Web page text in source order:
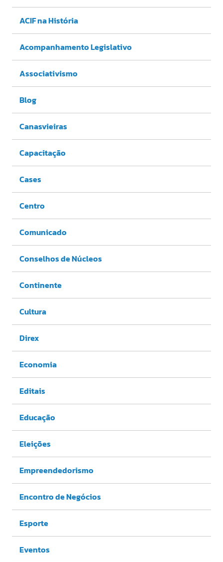
ACIF na História
Acompanhamento Legislativo
Associativismo
Blog
Canasvieiras
Capacitação
Cases
Centro
Comunicado
Conselhos de Núcleos
Continente
Cultura
Direx
Economia
Editais
Educação
Eleições
Empreendedorismo
Encontro de Negócios
Esporte
Eventos